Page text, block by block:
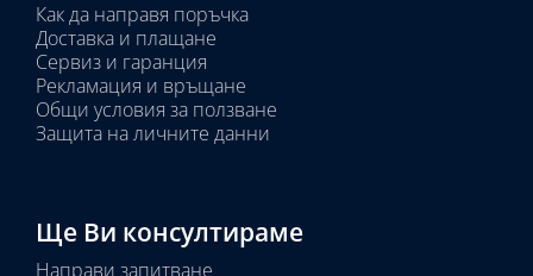
Как да направя поръчка
Доставка и плащане
Сервиз и гаранция
Рекламация и връщане
Общи условия за ползване
Защита на личните данни
Ще Ви консултираме
Направи запитване